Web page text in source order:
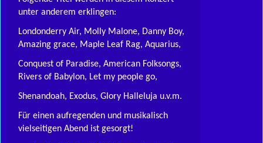
unter anderem erklingen:
Londonderry Air, Molly Malone, Danny Boy,
Amazing grace, Maple Leaf Rag, Aquarius,
Conquest of Paradise, American Folksongs,
Rivers of Babylon, Let my people go,
Shenandoah, Exodus, Glory Halleluja u.v.m.
Für einen aufregenden und musikalisch
vielseitigen Abend ist gesorgt!